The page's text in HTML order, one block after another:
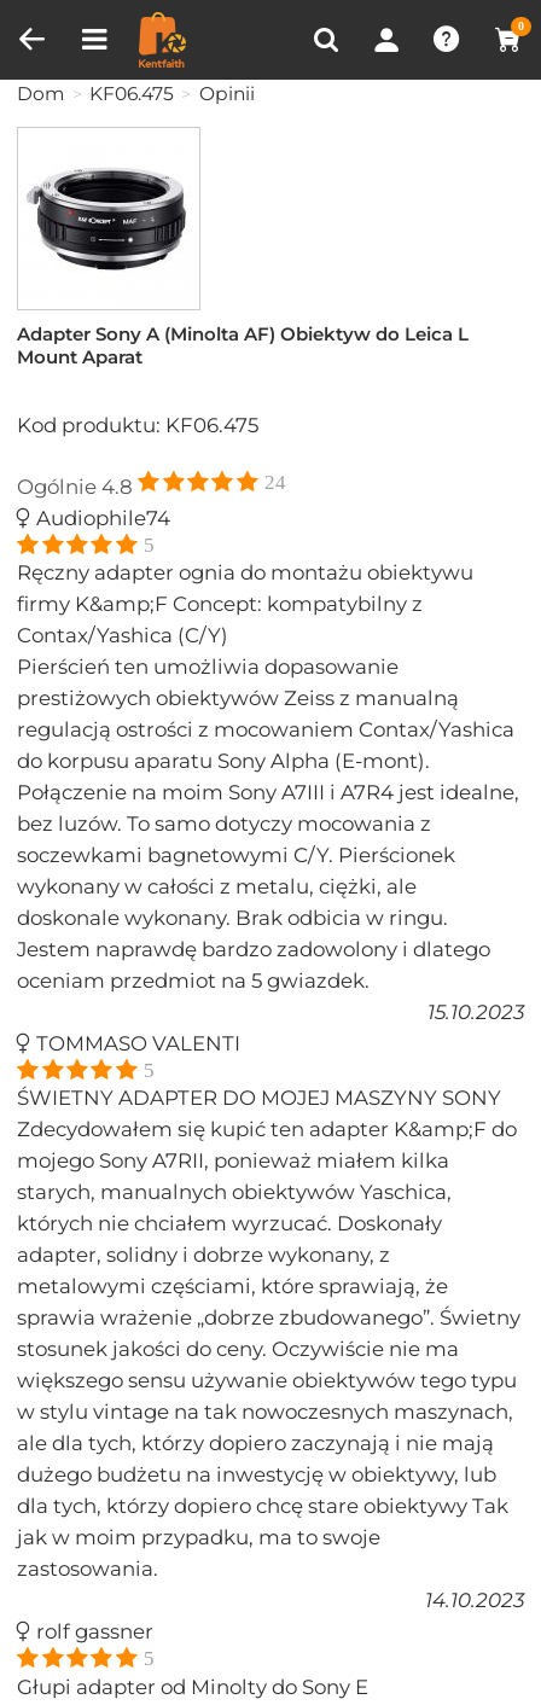
0
OSTATNIO OGLĄDANE
Porównanie produktów (0)
Dom KF06.475 Opinii
Adapter Sony A (Minolta AF) Obiektyw do Leica L
Mount Aparat
Kod produktu: KF06.475
Ogólnie4.8 24
Audiophile74
5
Ręczny adapter ognia do montażu obiektywu
firmy K&amp;F Concept: kompatybilny z
Contax/Yashica (C/Y)
Pierścień ten umożliwia dopasowanie
prestiżowych obiektywów Zeiss z manualną
regulacją ostrości z mocowaniem Contax/Yashica
do korpusu aparatu Sony Alpha (E-mont).
Połączenie na moim Sony A7III i A7R4 jest idealne,
bez luzów. To samo dotyczy mocowania z
soczewkami bagnetowymi C/Y. Pierścionek
wykonany w całości z metalu, ciężki, ale
doskonale wykonany. Brak odbicia w ringu.
Jestem naprawdę bardzo zadowolony i dlatego
oceniam przedmiot na 5 gwiazdek.
15.10.2023
TOMMASO VALENTI
5
ŚWIETNY ADAPTER DO MOJEJ MASZYNY SONY
Zdecydowałem się kupić ten adapter K&amp;F do
mojego Sony A7RII, ponieważ miałem kilka
starych, manualnych obiektywów Yaschica,
których nie chciałem wyrzucać. Doskonały
adapter, solidny i dobrze wykonany, z
metalowymi częściami, które sprawiają, że
sprawia wrażenie „dobrze zbudowanego”. Świetny
stosunek jakości do ceny. Oczywiście nie ma
większego sensu używanie obiektywów tego typu
w stylu vintage na tak nowoczesnych maszynach,
ale dla tych, którzy dopiero zaczynają i nie mają
dużego budżetu na inwestycję w obiektywy, lub
dla tych, którzy dopiero chcę stare obiektywy Tak
jak w moim przypadku, ma to swoje
zastosowania.
14.10.2023
rolf gassner
5
Głupi adapter od Minolty do Sony E